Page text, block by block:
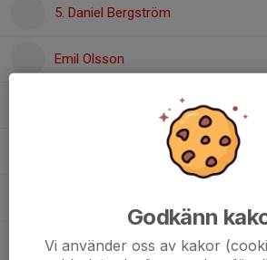
5. Daniel Bergström
Emil Olsson
Jonas Rosen
Godkänn
Vi använder oss av kakor